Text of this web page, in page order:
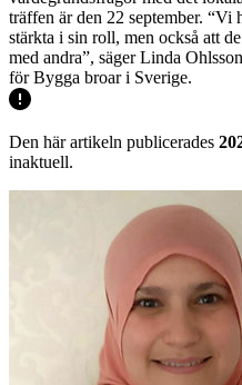
träffen är den 22 september. “Vi
stärkta i sin roll, men också att
med andra”, säger Linda
för Bygga broar i Sverige.
Den här artikeln publicerades
inaktuell.